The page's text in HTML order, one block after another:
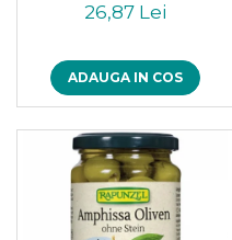
26,87 Lei
ADAUGA IN COS